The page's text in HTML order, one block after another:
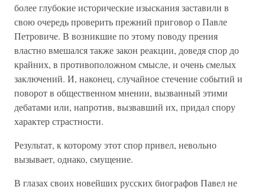
более глубокие исторические изыскания заставили в
свою очередь проверить прежний приговор о Павле
Петровиче. В возникшие по этому поводу прения
властно вмешался также закон реакции, доведя спор до
крайних, в противоположном смысле, и очень смелых
заключений. И, наконец, случайное стечение событий и
поворот в общественном мнении, вызванный этими
дебатами или, напротив, вызвавший их, придал спору
характер страстности.
Результат, к которому этот спор привел, невольно
вызывает, однако, смущение.
В глазах своих новейших русских биографов Павел не